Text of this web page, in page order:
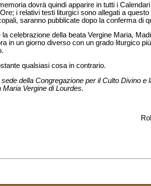
dovrà quindi apparire in tutti i
i relativi testi liturgici sono allegati a
saranno pubblicate dopo la conferma di
la celebrazione della beata Vergine Maria,
in un giorno diverso con un grado liturgico
qualsiasi cosa in contrario.
sede della Congregazione per il Culto Divino
Maria Vergine di Lourdes.